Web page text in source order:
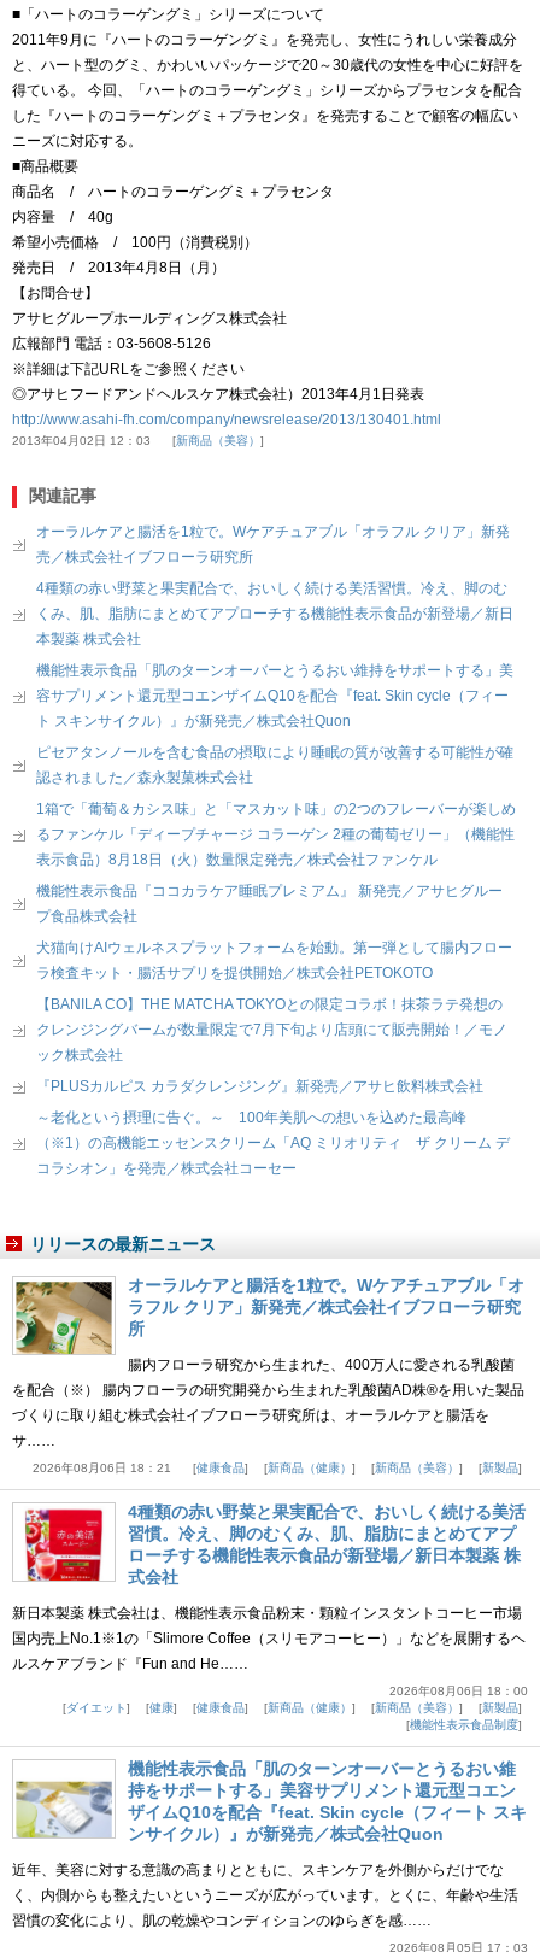
■「ハートのコラーゲングミ」シリーズについて
2011年9月に『ハートのコラーゲングミ』を発売し、女性にうれしい栄養成分
と、ハート型のグミ、かわいいパッケージで20～30歳代の女性を中心に好評を
得ている。 今回、「ハートのコラーゲングミ」シリーズからプラセンタを配合
した『ハートのコラーゲングミ＋プラセンタ』を発売することで顧客の幅広い
ニーズに対応する。
■商品概要
商品名 / ハートのコラーゲングミ＋プラセンタ
内容量 / 40g
希望小売価格 / 100円（消費税別）
発売日 / 2013年4月8日（月）
【お問合せ】
アサヒグループホールディングス株式会社
広報部門 電話：03-5608-5126
※詳細は下記URLをご参照ください
◎アサヒフードアンドヘルスケア株式会社）2013年4月1日発表
http://www.asahi-fh.com/company/newsrelease/2013/130401.html
2013年04月02日 12：03 新商品（美容）
関連記事
オーラルケアと腸活を1粒で。Wケアチュアブル「オラフル クリア」新発
売／株式会社イブフローラ研究所
4種類の赤い野菜と果実配合で、おいしく続ける美活習慣。冷え、脚のむ
くみ、肌、脂肪にまとめてアプローチする機能性表示食品が新登場／新日
本製薬 株式会社
機能性表示食品「肌のターンオーバーとうるおい維持をサポートする」美
容サプリメント還元型コエンザイムQ10を配合『feat. Skin cycle（フィー
ト スキンサイクル）』が新発売／株式会社Quon
ピセアタンノールを含む食品の摂取により睡眠の質が改善する可能性が確
認されました／森永製菓株式会社
1箱で「葡萄＆カシス味」と「マスカット味」の2つのフレーバーが楽しめ
るファンケル「ディープチャージ コラーゲン 2種の葡萄ゼリー」（機能性
表示食品）8月18日（火）数量限定発売／株式会社ファンケル
機能性表示食品『ココカラケア睡眠プレミアム』 新発売／アサヒグルー
プ食品株式会社
犬猫向けAIウェルネスプラットフォームを始動。第一弾として腸内フロー
ラ検査キット・腸活サプリを提供開始／株式会社PETOKOTO
【BANILA CO】THE MATCHA TOKYOとの限定コラボ！抹茶ラテ発想の
クレンジングバームが数量限定で7月下旬より店頭にて販売開始！／モノ
ック株式会社
『PLUSカルピス カラダクレンジング』新発売／アサヒ飲料株式会社
～老化という摂理に告ぐ。～ 100年美肌への想いを込めた最高峰
（※1）の高機能エッセンスクリーム「AQ ミリオリティ ザ クリーム デ
コラシオン」を発売／株式会社コーセー
リリースの最新ニュース
オーラルケアと腸活を1粒で。Wケアチュアブル「オ
ラフル クリア」新発売／株式会社イブフローラ研究
所
腸内フローラ研究から生まれた、400万人に愛される乳酸菌
を配合（※） 腸内フローラの研究開発から生まれた乳酸菌AD株®を用いた製品
づくりに取り組む株式会社イブフローラ研究所は、オーラルケアと腸活を
サ……
2026年08月06日 18：21 健康食品 新商品（健康） 新商品（美容） 新製品
4種類の赤い野菜と果実配合で、おいしく続ける美活
習慣。冷え、脚のむくみ、肌、脂肪にまとめてアプ
ローチする機能性表示食品が新登場／新日本製薬 株
式会社
新日本製薬 株式会社は、機能性表示食品粉末・顆粒インスタントコーヒー市場
国内売上No.1※1の「Slimore Coffee（スリモアコーヒー）」などを展開するヘ
ルスケアブランド『Fun and He……
2026年08月06日 18：00
ダイエット
健康 健康食品 新商品（健康） 新商品（美容）
新製品
機能性表示食品制度
機能性表示食品「肌のターンオーバーとうるおい維
持をサポートする」美容サプリメント還元型コエン
ザイムQ10を配合『feat. Skin cycle（フィート スキ
ンサイクル）』が新発売／株式会社Quon
近年、美容に対する意識の高まりとともに、スキンケアを外側からだけでな
く、内側からも整えたいというニーズが広がっています。とくに、年齢や生活
習慣の変化により、肌の乾燥やコンディションのゆらぎを感……
2026年08月05日 17：03